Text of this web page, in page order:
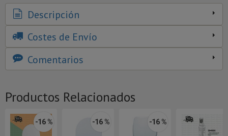
Descripción
Costes de Envío
Comentarios
Productos Relacionados
-16 % -16 % -16 %